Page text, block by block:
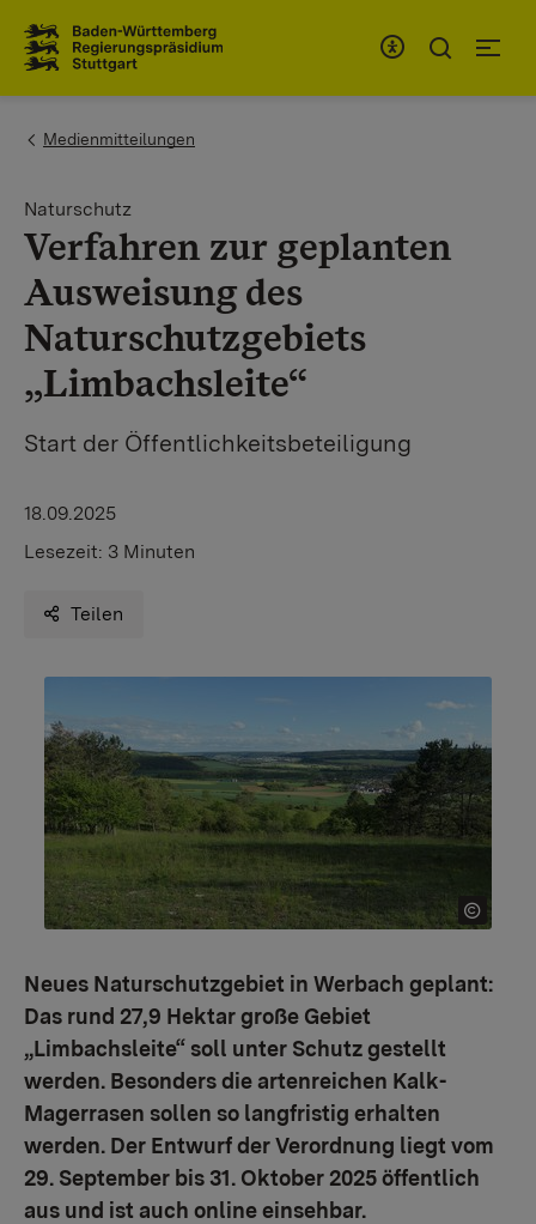
You are here:
Medienmitteilungen
Naturschutz
Verfahren zur geplanten
Ausweisung des
Naturschutzgebiets
„Limbachsleite“
Start der Öffentlichkeitsbeteiligung
18.09.2025
Lesezeit: 3 Minuten
Teilen
Neues Naturschutzgebiet in Werbach geplant:
Das rund 27,9 Hektar große Gebiet
„Limbachsleite“ soll unter Schutz gestellt
werden. Besonders die artenreichen Kalk-
Magerrasen sollen so langfristig erhalten
werden. Der Entwurf der Verordnung liegt vom
29. September bis 31. Oktober 2025 öffentlich
aus und ist auch online einsehbar.